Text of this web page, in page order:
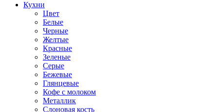
Кухни
Цвет
Белые
Черные
Желтые
Красные
Зеленые
Серые
Бежевые
Глянцевые
Кофе с молоком
Металлик
Слоновая кость